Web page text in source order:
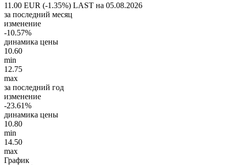
11.00 EUR (-1.35%) LAST на 05.08.2026
за последний месяц
изменение
-10.57%
динамика цены
10.60
min
12.75
max
за последний год
изменение
-23.61%
динамика цены
10.80
min
14.50
max
График